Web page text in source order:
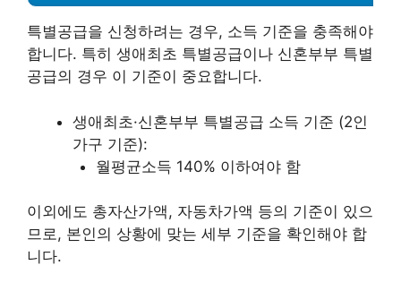
특별공급을 신청하려는 경우, 소득 기준을 충족해야
합니다. 특히 생애최초 특별공급이나 신혼부부 특별
공급의 경우 이 기준이 중요합니다.
생애최초·신혼부부 특별공급 소득 기준 (2인
가구 기준):
월평균소득 140% 이하여야 함
이외에도 총자산가액, 자동차가액 등의 기준이 있으
므로, 본인의 상황에 맞는 세부 기준을 확인해야 합
니다.